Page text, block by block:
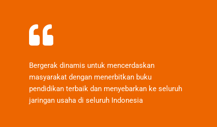
Bergerak dinamis untuk mencerdaskan
masyarakat dengan menerbitkan buku
pendidikan terbaik dan menyebarkan ke seluruh
jaringan usaha di seluruh Indonesia